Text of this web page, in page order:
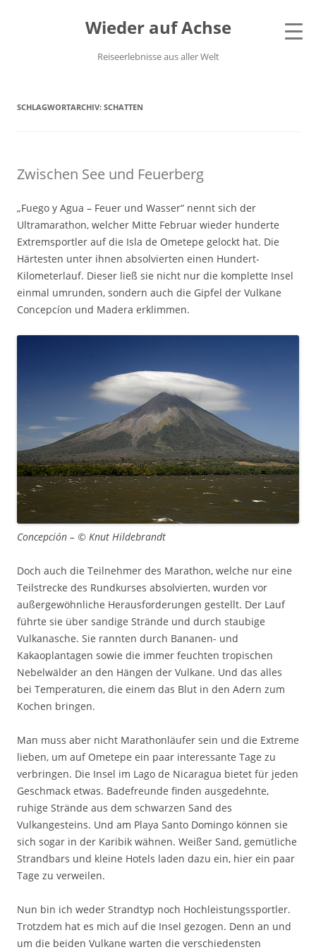
Wieder auf Achse
Reiseerlebnisse aus aller Welt
SCHLAGWORTARCHIV: SCHATTEN
Zwischen See und Feuerberg
„Fuego y Agua – Feuer und Wasser“ nennt sich der
Ultramarathon, welcher Mitte Februar wieder hunderte
Extremsportler auf die Isla de Ometepe gelockt hat. Die
Härtesten unter ihnen absolvierten einen Hundert-
Kilometerlauf. Dieser ließ sie nicht nur die komplette Insel
einmal umrunden, sondern auch die Gipfel der Vulkane
Concepcíon und Madera erklimmen.
Concepción – © Knut Hildebrandt
Doch auch die Teilnehmer des Marathon, welche nur eine
Teilstrecke des Rundkurses absolvierten, wurden vor
außergewöhnliche Herausforderungen gestellt. Der Lauf
führte sie über sandige Strände und durch staubige
Vulkanasche. Sie rannten durch Bananen- und
Kakaoplantagen sowie die immer feuchten tropischen
Nebelwälder an den Hängen der Vulkane. Und das alles
bei Temperaturen, die einem das Blut in den Adern zum
Kochen bringen.
Man muss aber nicht Marathonläufer sein und die Extreme
lieben, um auf Ometepe ein paar interessante Tage zu
verbringen. Die Insel im Lago de Nicaragua bietet für jeden
Geschmack etwas. Badefreunde finden ausgedehnte,
ruhige Strände aus dem schwarzen Sand des
Vulkangesteins. Und am Playa Santo Domingo können sie
sich sogar in der Karibik wähnen. Weißer Sand, gemütliche
Strandbars und kleine Hotels laden dazu ein, hier ein paar
Tage zu verweilen.
Nun bin ich weder Strandtyp noch Hochleistungssportler.
Trotzdem hat es mich auf die Insel gezogen. Denn an und
um die beiden Vulkane warten die verschiedensten